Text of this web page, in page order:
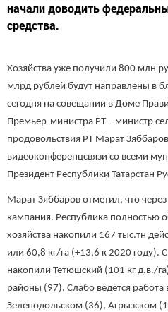
начали доводить
средства.
Хозяйства уже получили 800 млн
млрд рублей будут направлены в
сегодня на совещании в Доме
Премьер-министра РТ – министр
продовольствия РТ Марат
видеоконференцсвязи со всеми
Президент Республики Татарстан
Марат Зяббаров отметил, что
кампания. Республика полностью
хозяйства накопили 167 тыс.тн
или 60,8 кг/га (+13,6 к 2020 году).
накопили Тетюшский (101 кг д.в./
районы (97). Слабо ведется
Зеленодольском (36), Агрызском